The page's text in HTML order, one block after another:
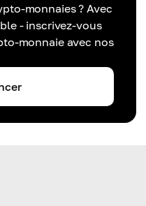
monnaies ? Avec
- inscrivez-vous
monnaie avec nos